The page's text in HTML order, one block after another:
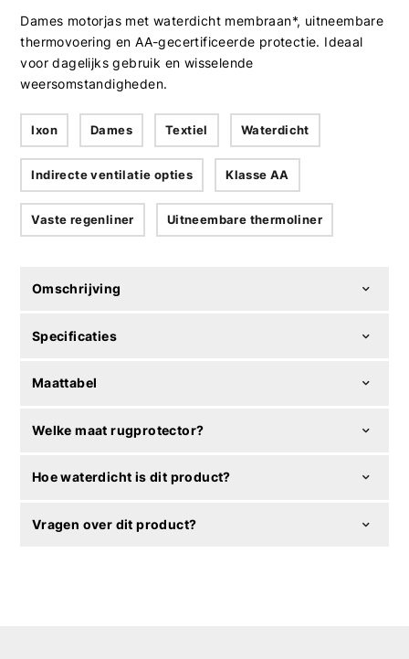
Dames motorjas met waterdicht membraan*, uitneembare
thermovoering en AA-gecertificeerde protectie. Ideaal
voor dagelijks gebruik en wisselende
weersomstandigheden.
Ixon Dames Textiel Waterdicht
Indirecte ventilatie opties Klasse AA
Vaste regenliner Uitneembare thermoliner
Omschrijving
Specificaties
Maattabel
Welke maat rugprotector?
Hoe waterdicht is dit product?
Vragen over dit product?